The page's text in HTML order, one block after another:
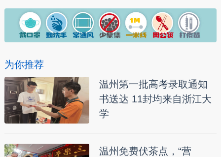
为你推荐
温州第一批高考录取通知
书送达 11封均来自浙江大
学
温州免费伏茶点，“营